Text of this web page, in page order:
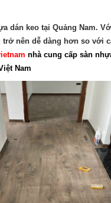
dán keo tại Quảng Nam.
trở nên dễ dàng hơn so với
nhà cung cấp sàn
Nam